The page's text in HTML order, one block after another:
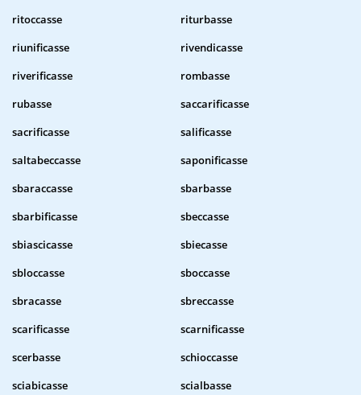
ritoccasse
riturbasse
riunificasse
rivendicasse
riverificasse
rombasse
rubasse
saccarificasse
sacrificasse
salificasse
saltabeccasse
saponificasse
sbaraccasse
sbarbasse
sbarbificasse
sbeccasse
sbiascicasse
sbiecasse
sbloccasse
sboccasse
sbracasse
sbreccasse
scarificasse
scarnificasse
scerbasse
schioccasse
sciabicasse
scialbasse